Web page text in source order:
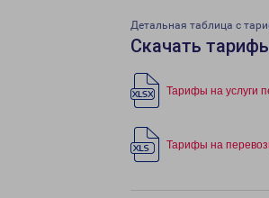
Детальная таблица с
Скачать
Тарифы на услуги
Тарифы на